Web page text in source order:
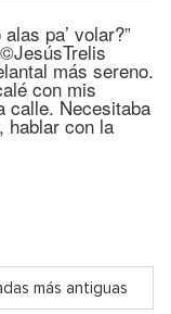
pa’ volar?”
más sereno.
con mis
calle. Necesitaba
hablar con la
más antiguas